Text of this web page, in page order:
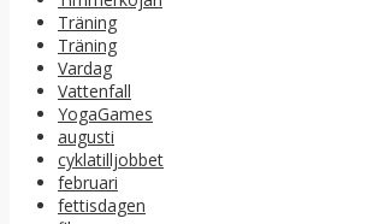
Träning
Träning
Vardag
Vattenfall
YogaGames
augusti
cyklatilljobbet
februari
fettisdagen